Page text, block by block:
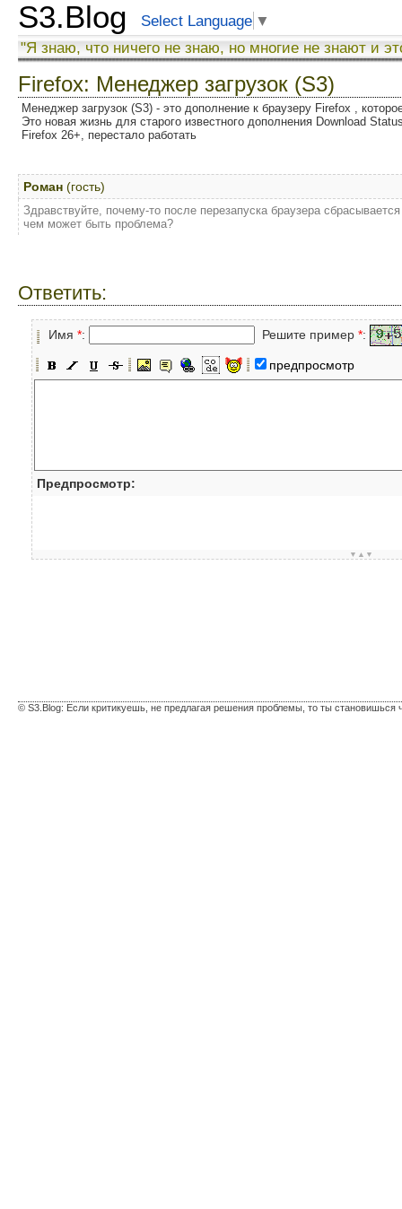
S3.Blog Select Language ▼
"Я знаю, что ничего не знаю, но многие не знают и
Firefox: Менеджер загрузок (S3)
Менеджер загрузок (S3) - это дополнение к браузеру Firefox ,
Это новая жизнь для старого известного дополнения Download
Firefox 26+, перестало работать
Роман (гость)
Здравствуйте, почему-то после перезапуска браузера
чем может быть проблема?
Ответить:
Имя *: Решите пример *:
предпросмотр
Предпросмотр:
▼▲▼
© S3.Blog: Если критикуешь, не предлагая решения проблемы, то ты становишься